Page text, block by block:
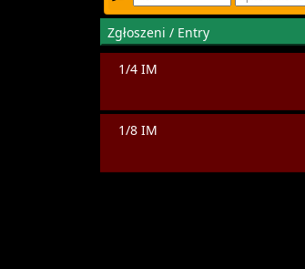
Zgłoszeni / Entry
1/4 IM
1/8 IM